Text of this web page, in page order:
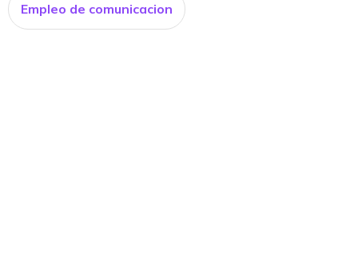
Empleo de comunicacion